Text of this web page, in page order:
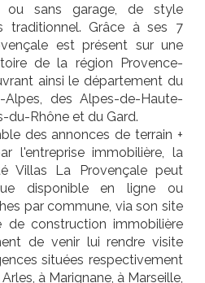
sans garage, de style
traditionnel. Grâce à ses 7
est présent sur une
de la région Provence-
ainsi le département du
Alpes, des Alpes-de-Haute-
du-Rhône et du Gard.
des annonces de terrain +
l'entreprise immobilière, la
Villas La Provençale peut
disponible en ligne ou
par commune, via son site
de construction immobilière
de venir lui rendre visite
situées respectivement
à Marignane, à Marseille,